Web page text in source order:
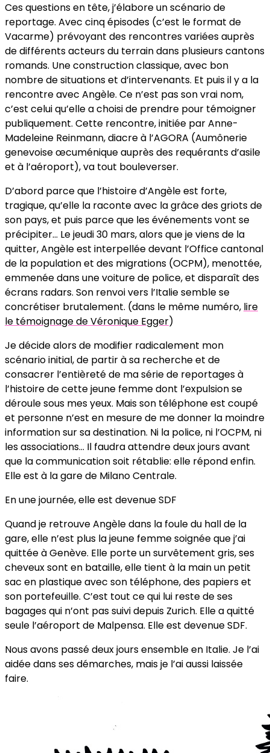
Ces questions en tête, j’élabore un scénario de
reportage. Avec cinq épisodes (c’est le format de
Vacarme) prévoyant des rencontres variées auprès
de différents acteurs du terrain dans plusieurs cantons
romands. Une construction classique, avec bon
nombre de situations et d’intervenants. Et puis il y a la
rencontre avec Angèle. Ce n’est pas son vrai nom,
c’est celui qu’elle a choisi de prendre pour témoigner
publiquement. Cette rencontre, initiée par Anne-
Madeleine Reinmann, diacre à l’AGORA (Aumônerie
genevoise œcuménique auprès des requérants d’asile
et à l’aéroport), va tout bouleverser.
D’abord parce que l’histoire d’Angèle est forte,
tragique, qu’elle la raconte avec la grâce des griots de
son pays, et puis parce que les événements vont se
précipiter… Le jeudi 30 mars, alors que je viens de la
quitter, Angèle est interpellée devant l’Office cantonal
de la population et des migrations (OCPM), menottée,
emmenée dans une voiture de police, et disparaît des
écrans radars. Son renvoi vers l’Italie semble se
concrétiser brutalement. (dans le même numéro, lire
le témoignage de Véronique Egger)
Je décide alors de modifier radicalement mon
scénario initial, de partir à sa recherche et de
consacrer l’entièreté de ma série de reportages à
l’histoire de cette jeune femme dont l’expulsion se
déroule sous mes yeux. Mais son téléphone est coupé
et personne n’est en mesure de me donner la moindre
information sur sa destination. Ni la police, ni l’OCPM, ni
les associations… Il faudra attendre deux jours avant
que la communication soit rétablie: elle répond enfin.
Elle est à la gare de Milano Centrale.
En une journée, elle est devenue SDF
Quand je retrouve Angèle dans la foule du hall de la
gare, elle n’est plus la jeune femme soignée que j’ai
quittée à Genève. Elle porte un survêtement gris, ses
cheveux sont en bataille, elle tient à la main un petit
sac en plastique avec son téléphone, des papiers et
son portefeuille. C’est tout ce qui lui reste de ses
bagages qui n’ont pas suivi depuis Zurich. Elle a quitté
seule l’aéroport de Malpensa. Elle est devenue SDF.
Nous avons passé deux jours ensemble en Italie. Je l’ai
aidée dans ses démarches, mais je l’ai aussi laissée
faire.